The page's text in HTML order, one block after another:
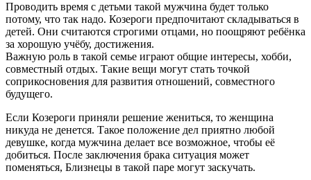
Проводить время с детьми такой мужчина будет только
потому, что так надо. Козероги предпочитают складываться в
детей. Они считаются строгими отцами, но поощряют ребёнка
за хорошую учёбу, достижения.
Важную роль в такой семье играют общие интересы, хобби,
совместный отдых. Такие вещи могут стать точкой
соприкосновения для развития отношений, совместного
будущего.
Если Козероги приняли решение жениться, то женщина
никуда не денется. Такое положение дел приятно любой
девушке, когда мужчина делает все возможное, чтобы её
добиться. После заключения брака ситуация может
поменяться, Близнецы в такой паре могут заскучать.